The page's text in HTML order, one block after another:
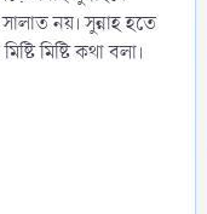
নয়। সুন্নাহ হতে
মিষ্টি কথা বলা।